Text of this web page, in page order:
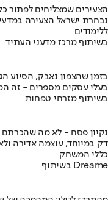
הצעירים שמצליחים לפתור
נבחרת ישראל הצעירה
ללימודים
בשיתוף מרכז מדעני העתיד
בזמן שהצפון נאבק, הסיוע
בעלי עסקים מספרים - זה
בשיתוף מזרחי טפחות
נקיון פסח - לא מה שהכרתם
דק במיוחד, עוצמה אדירה
כללי המשחק
בשיתוף Dreame